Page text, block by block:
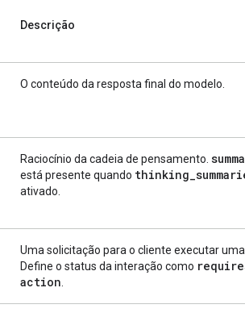
Descrição
O conteúdo da resposta final do modelo.
Raciocínio da cadeia de pensamento.
está presente quando thinking_
ativado.
Uma solicitação para o cliente executar
Define o status da interação como
action